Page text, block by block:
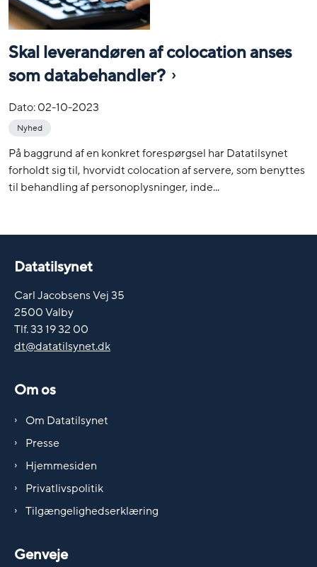
Skal leverandøren af colocation anses
som databehandler?
Dato:02-10-2023
Nyhed
På baggrund af en konkret forespørgsel har Datatilsynet
forholdt sig til, hvorvidt colocation af servere, som benyttes
til behandling af personoplysninger, inde...
Datatilsynet
Carl Jacobsens Vej 35
2500 Valby
Tlf. 33 19 32 00
dt@datatilsynet.dk
Om os
Om Datatilsynet
Presse
Hjemmesiden
Privatlivspolitik
Tilgængelighedserklæring
Genveje